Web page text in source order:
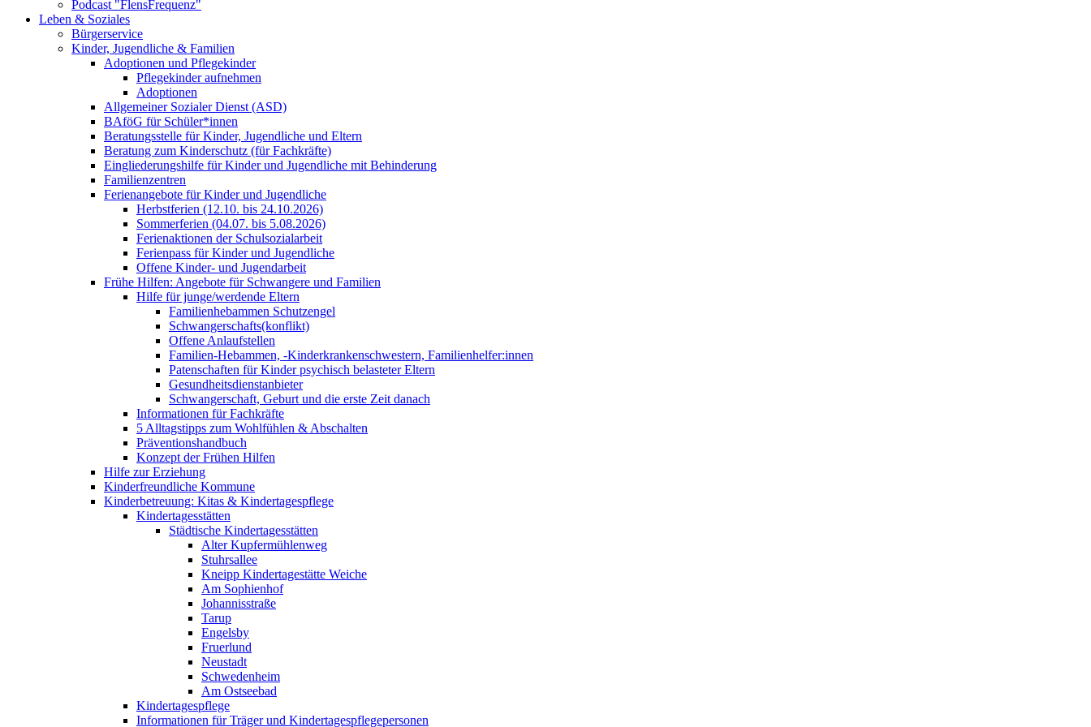
Podcast "FlensFrequenz"
Leben & Soziales
Bürgerservice
Kinder, Jugendliche & Familien
Adoptionen und Pflegekinder
Pflegekinder aufnehmen
Adoptionen
Allgemeiner Sozialer Dienst (ASD)
BAföG für Schüler*innen
Beratungsstelle für Kinder, Jugendliche und Eltern
Beratung zum Kinderschutz (für Fachkräfte)
Eingliederungshilfe für Kinder und Jugendliche mit Behinderung
Familienzentren
Ferienangebote für Kinder und Jugendliche
Herbstferien (12.10. bis 24.10.2026)
Sommerferien (04.07. bis 5.08.2026)
Ferienaktionen der Schulsozialarbeit
Ferienpass für Kinder und Jugendliche
Offene Kinder- und Jugendarbeit
Frühe Hilfen: Angebote für Schwangere und Familien
Hilfe für junge/werdende Eltern
Familienhebammen Schutzengel
Schwangerschafts(konflikt)
Offene Anlaufstellen
Familien-Hebammen, -Kinderkrankenschwestern, Familienhelfer:innen
Patenschaften für Kinder psychisch belasteter Eltern
Gesundheitsdienstanbieter
Schwangerschaft, Geburt und die erste Zeit danach
Informationen für Fachkräfte
5 Alltagstipps zum Wohlfühlen & Abschalten
Präventionshandbuch
Konzept der Frühen Hilfen
Hilfe zur Erziehung
Kinderfreundliche Kommune
Kinderbetreuung: Kitas & Kindertagespflege
Kindertagesstätten
Städtische Kindertagesstätten
Alter Kupfermühlenweg
Stuhrsallee
Kneipp Kindertagestätte Weiche
Am Sophienhof
Johannisstraße
Tarup
Engelsby
Fruerlund
Neustadt
Schwedenheim
Am Ostseebad
Kindertagespflege
Informationen für Träger und Kindertagespflegepersonen